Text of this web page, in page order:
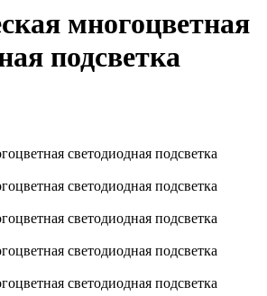
многоцветная
подсветка